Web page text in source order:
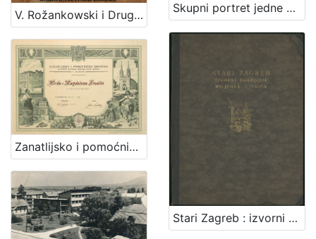
Skupni portret jedne obitelji / S. Weinrich
Stari Zagreb : izvorni bakropisi Miljenka Gjurića / Miljenko Gjurić ; R. Horvat
V. Rožankowski i Drug : litografički zavod, knjigo i kamenotiskara, tvornica etiketa : 1898-1913
Zanatlijsko i pomoćničko društvo za podporu bolestnika, nemoćnika, udova i siročadi : [povelja]